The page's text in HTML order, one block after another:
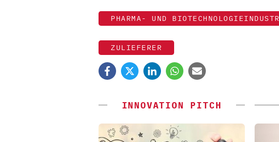
PHARMA- UND
ZULIEFERER
INNOVATION PITCH